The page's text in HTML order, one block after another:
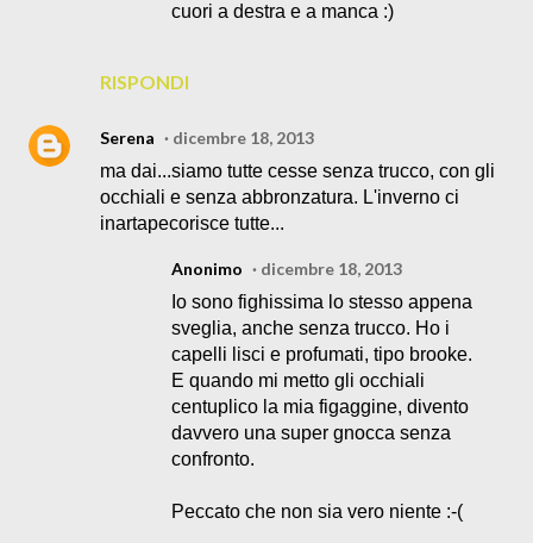
RISPONDI
cuori a destra e a manca :)
Serena
dicembre 18, 2013
ma dai...siamo tutte cesse senza trucco, con gli
occhiali e senza abbronzatura. L'inverno ci
inartapecorisce tutte...
Anonimo
dicembre 18, 2013
Io sono fighissima lo stesso appena
sveglia, anche senza trucco. Ho i
capelli lisci e profumati, tipo brooke.
E quando mi metto gli occhiali
centuplico la mia figaggine, divento
davvero una super gnocca senza
confronto.
Peccato che non sia vero niente :-(